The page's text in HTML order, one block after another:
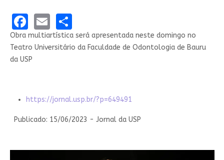
Facebook
EmailShare
Obra multiartística será apresentada neste domingo no
Teatro Universitário da Faculdade de Odontologia de Bauru
da USP
https://jornal.usp.br/?p=649491
Publicado: 15/06/2023 - Jornal da USP